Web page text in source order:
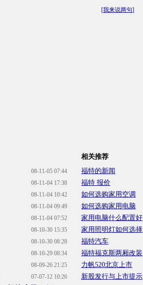
[我来说两句]
08-11-05 07:44
08-11-04 17:38
08-11-04 10:42
08-11-04 09:49
08-11-04 07:52
08-10-30 15:35
08-10-30 08:28
08-10-29 08:34
08-09-26 21:25
07-07-12 10:26
相关推荐
福特的新闻
福特 报价
如何选购家用空调
如何选购家用电脑
家用电脑什么配置好
家用照明灯如何选择
福特汽车
福特福克斯两厢改装
力帆520北京上市
新股发行与上市提示